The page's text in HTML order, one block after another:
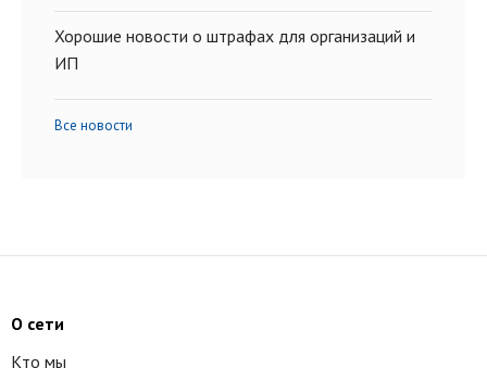
Хорошие новости о штрафах для организаций и
ИП
Все новости
О сети
Кто мы